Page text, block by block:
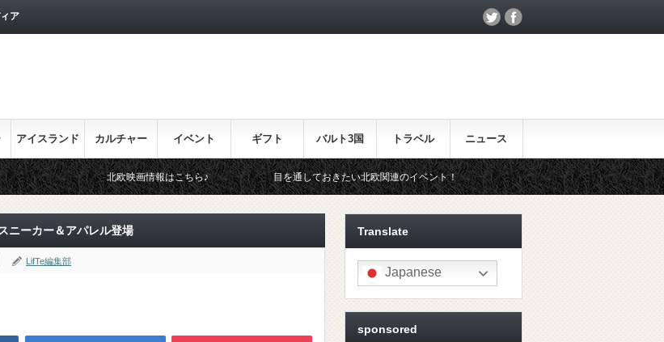
ア
アイスランド カルチャー イベント ギフト バルト3国 トラベル ニュース
北欧映画情報はこちら♪ 目を通しておきたい北欧関連のイベント！ 北欧らしいギフトをお探しの方はこちら♪
ニーカー＆アパレル登場
LifTe編集部
Translate
Japanese
sponsored